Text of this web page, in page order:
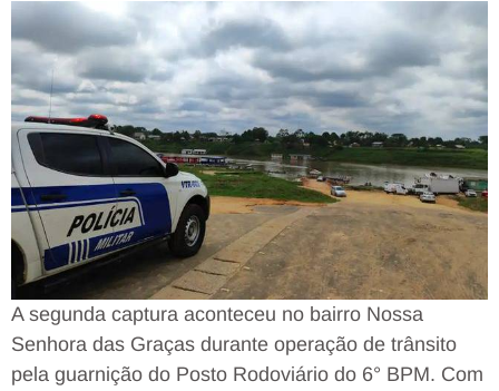
A segunda captura aconteceu no bairro Nossa
Senhora das Graças durante operação de trânsito
pela guarnição do Posto Rodoviário do 6° BPM. Com